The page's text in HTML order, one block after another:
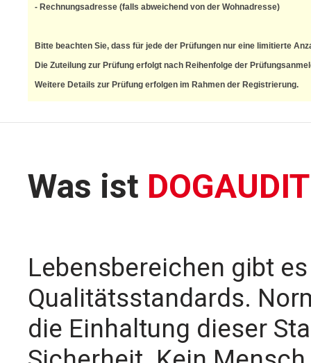
- Rechnungsadresse (falls abweichend von der Wohnadresse)
Bitte beachten Sie, dass für jede der Prüfungen nur eine limitierte
Die Zuteilung zur Prüfung erfolgt nach Reihenfolge der
Weitere Details zur Prüfung erfolgen im Rahmen der Registrierung.
Was ist
Lebensbereichen gibt
Qualitätsstandards.
die Einhaltung dieser